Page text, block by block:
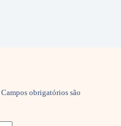
Campos obrigatórios são